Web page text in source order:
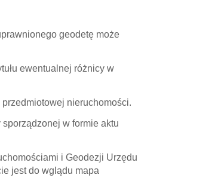
geodetę może
ewentualnej różnicy w
nieruchomości.
w formie aktu
i Geodezji Urzędu
jest do wglądu mapa